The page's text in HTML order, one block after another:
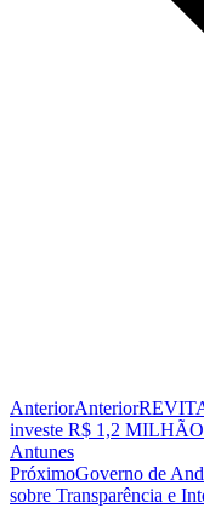
AnteriorAnterior
investe R$ 1,2 MILHÃO
Antunes
PróximoGoverno de
sobre Transparência e